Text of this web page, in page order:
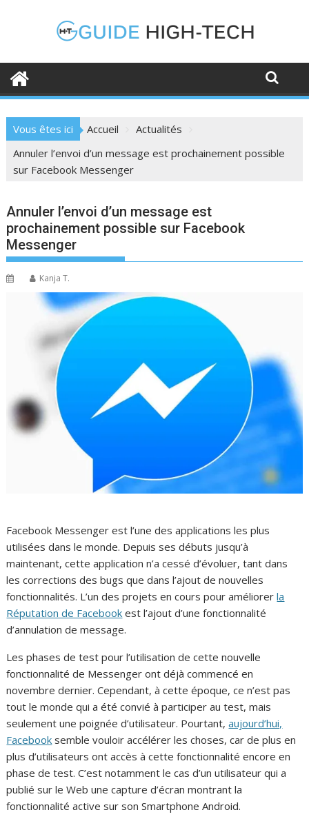
Vous êtes ici Accueil
Actualités
Annuler l’envoi d’un message est prochainement possible
sur Facebook Messenger
Annuler l’envoi d’un message est
prochainement possible sur Facebook
Messenger
Kanja T.
Facebook Messenger est l’une des applications les plus
utilisées dans le monde. Depuis ses débuts jusqu’à
maintenant, cette application n’a cessé d’évoluer, tant dans
les corrections des bugs que dans l’ajout de nouvelles
fonctionnalités. L’un des projets en cours pour améliorerla
Réputation de Facebook est l’ajout d’une fonctionnalité
d’annulation de message.
Les phases de test pour l’utilisation de cette nouvelle
fonctionnalité de Messenger ont déjà commencé en
novembre dernier. Cependant, à cette époque, ce n’est pas
tout le monde qui a été convié à participer au test, mais
seulement une poignée d’utilisateur. Pourtant,aujourd’hui,
Facebook semble vouloir accélérer les choses, car de plus en
plus d’utilisateurs ont accès à cette fonctionnalité encore en
phase de test. C’est notamment le cas d’un utilisateur qui a
publié sur le Web une capture d’écran montrant la
fonctionnalité active sur son Smartphone Android.